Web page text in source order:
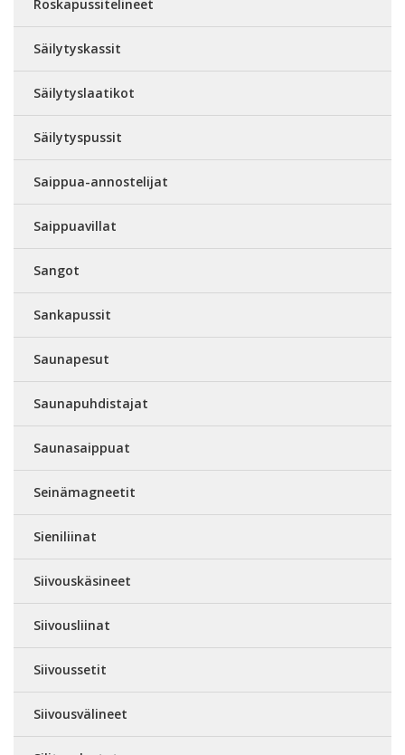
Roskapussitelineet
Säilytyskassit
Säilytyslaatikot
Säilytyspussit
Saippua-annostelijat
Saippuavillat
Sangot
Sankapussit
Saunapesut
Saunapuhdistajat
Saunasaippuat
Seinämagneetit
Sieniliinat
Siivouskäsineet
Siivousliinat
Siivoussetit
Siivousvälineet